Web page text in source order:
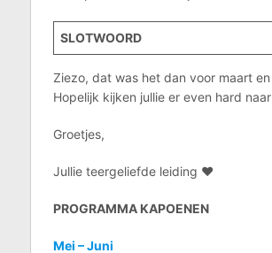
SLOTWOORD
Ziezo, dat was het dan voor maart
Hopelijk kijken jullie er even hard
Groetjes,
Jullie teergeliefde leiding ♥
PROGRAMMA KAPOENEN
Mei – Juni